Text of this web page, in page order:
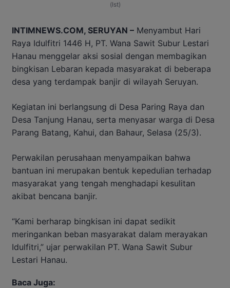
(Ist)
INTIMNEWS.COM, SERUYAN – Menyambut Hari
Raya Idulfitri 1446 H, PT. Wana Sawit Subur Lestari
Hanau menggelar aksi sosial dengan membagikan
bingkisan Lebaran kepada masyarakat di beberapa
desa yang terdampak banjir di wilayah Seruyan.
Kegiatan ini berlangsung di Desa Paring Raya dan
Desa Tanjung Hanau, serta menyasar warga di Desa
Parang Batang, Kahui, dan Bahaur, Selasa (25/3).
Perwakilan perusahaan menyampaikan bahwa
bantuan ini merupakan bentuk kepedulian terhadap
masyarakat yang tengah menghadapi kesulitan
akibat bencana banjir.
“Kami berharap bingkisan ini dapat sedikit
meringankan beban masyarakat dalam merayakan
Idulfitri,” ujar perwakilan PT. Wana Sawit Subur
Lestari Hanau.
Baca Juga: